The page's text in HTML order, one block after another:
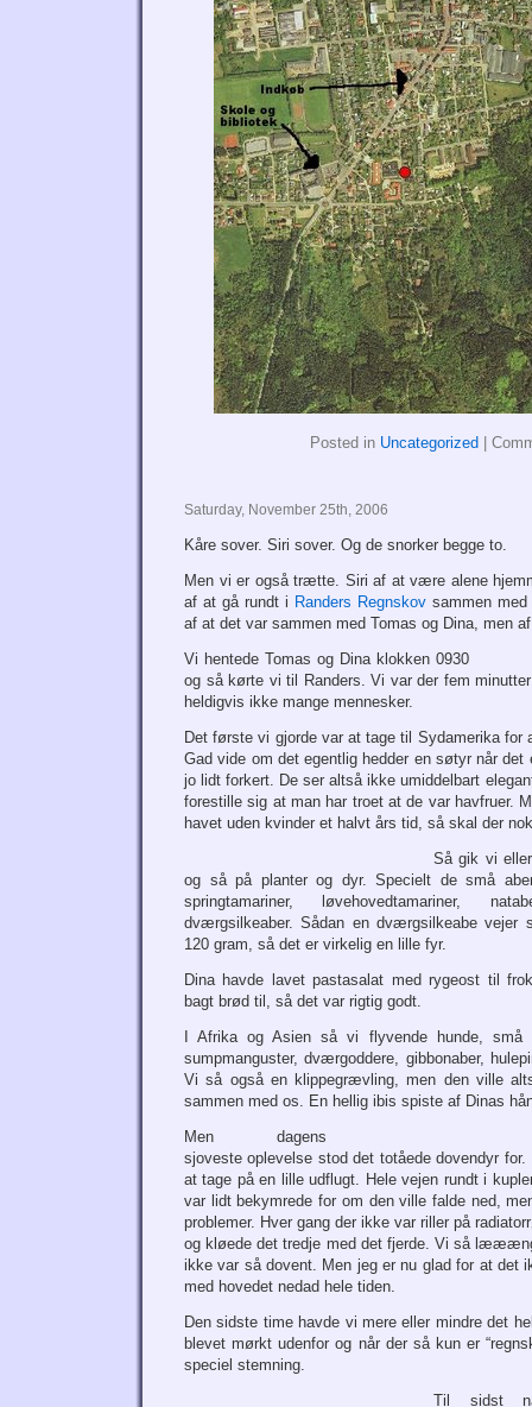
Posted in Uncategorized
Saturday, November 25th, 2006
Kåre sover. Siri sover. Og de snorker begge to.
Men vi er også trætte. Siri af at være alene
af at gå rundt i Randers Regnskov sammen
af at det var sammen med Tomas og Dina, men
Vi hentede Tomas og Dina klokken 0930
og så kørte vi til Randers. Vi var der fem
heldigvis ikke mange mennesker.
Det første vi gjorde var at tage til Sydamerika for
Gad vide om det egentlig hedder en søtyr når
jo lidt forkert. De ser altså ikke umiddelbart
forestille sig at man har troet at de var havfruer.
havet uden kvinder et halvt års tid, så skal der
Så gik vi
og så på planter og dyr. Specielt de små
springtamariner, løvehovedtamariner,
dværgsilkeaber. Sådan en dværgsilkeabe vejer
120 gram, så det er virkelig en lille fyr.
Dina havde lavet pastasalat med rygeost til
bagt brød til, så det var rigtig godt.
I Afrika og Asien så vi flyvende hunde, små
sumpmanguster, dværgoddere, gibbonaber,
Vi så også en klippegrævling, men den ville
sammen med os. En hellig ibis spiste af Dinas
Men dagens
sjoveste oplevelse stod det totåede dovendyr
at tage på en lille udflugt. Hele vejen rundt i
var lidt bekymrede for om den ville falde ned,
problemer. Hver gang der ikke var riller på
og kløede det tredje med det fjerde. Vi så
ikke var så dovent. Men jeg er nu glad for at det
med hovedet nedad hele tiden.
Den sidste time havde vi mere eller mindre det
blevet mørkt udenfor og når der så kun er
speciel stemning.
Til sidst